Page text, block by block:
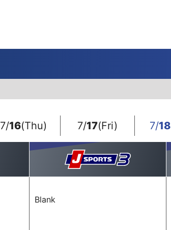
学生スポーツ
BWFワールドツアー
全日本アルペン
SNOWTV
アイスショー
プレシーズンマッチ
女子日本代表
FIM世界耐久ロードレース選手権（EWC）
SROジャパンカップ
スパ・フランコルシャン24時間レース
自転車情報番組
FIFA ビーチサッカー ワールドカップ
リーグワン
関西大学リーグ
社会人野球（都市対抗野球大会）
侍ジャパン
7/16(Thu) 7/17(Fri) 7/18
Blank